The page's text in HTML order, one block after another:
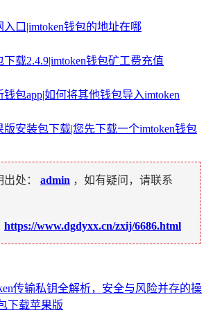
入口|imtoken钱包的地址在哪
下载2.4.9|imtoken钱包矿工费充值
钱包app|如何将其他钱包导入imtoken
版安装包下载|您先下载一个imtoken钱包
处： admin ，如有疑问，请联系
https://www.dgdyxx.cn/zxij/6686.html
传输私钥全解析，安全与风险并存的操
下载苹果版